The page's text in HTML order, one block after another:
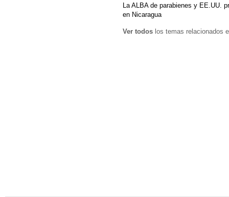
La ALBA de parabienes y EE.UU.
en Nicaragua
Ver todos los temas relacionados